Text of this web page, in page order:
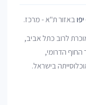
באזור ת"א - מרכז.
לרוב כתל אביב,
הדרומי,
בישראל.